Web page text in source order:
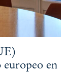
europeo en